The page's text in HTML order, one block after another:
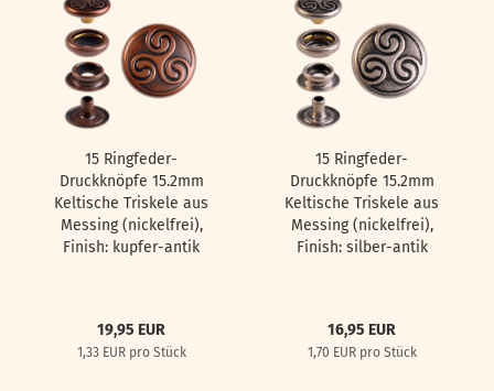
15 Ringfeder-
Druckknöpfe 15.2mm
Keltische Triskele aus
Messing (nickelfrei),
Finish: kupfer-antik
19,95 EUR
1,33 EUR pro Stück
15 Ringfeder-
Druckknöpfe 15.2mm
Keltische Triskele aus
Messing (nickelfrei),
Finish: silber-antik
16,95 EUR
1,70 EUR pro Stück